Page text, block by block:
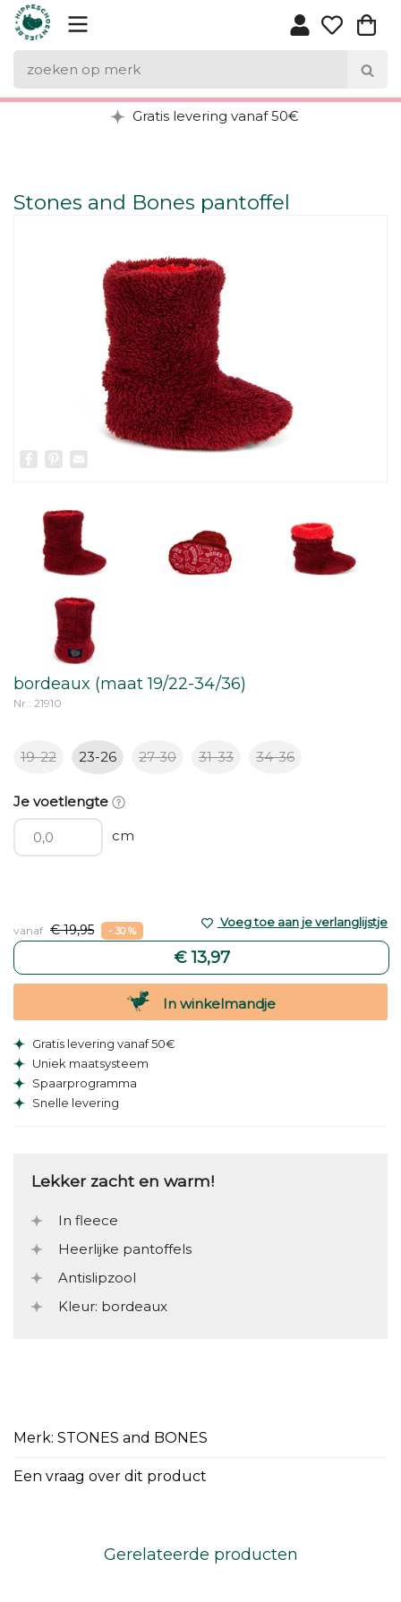
Gratis levering vanaf 50€
Stones and Bones pantoffel
Facebook
Pinterest
bordeaux (maat 19/22-34/36)
Nr.: 21910
19-22 23-26 27-30 31-33 34-36
Je voetlengte
cm
vanaf € 19,95 - 30 %
€ 13,97
Voeg toe aan je verlanglijstje
In winkelmandje
Gratis levering vanaf 50€
Uniek maatsysteem
Spaarprogramma
Snelle levering
Lekker zacht en warm!
In fleece
Heerlijke pantoffels
Antislipzool
Kleur: bordeaux
Merk: STONES and BONES
Een vraag over dit product
Gerelateerde producten